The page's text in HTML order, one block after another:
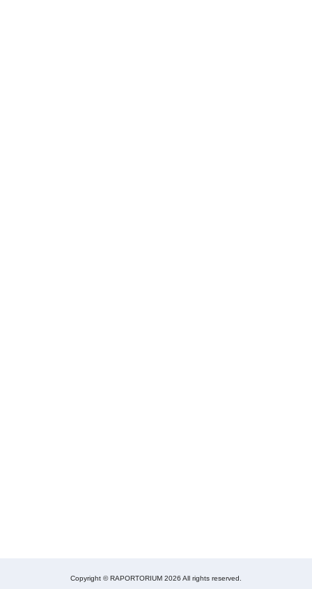
Copyright © RAPORTORIUM 2026 All rights reserved.